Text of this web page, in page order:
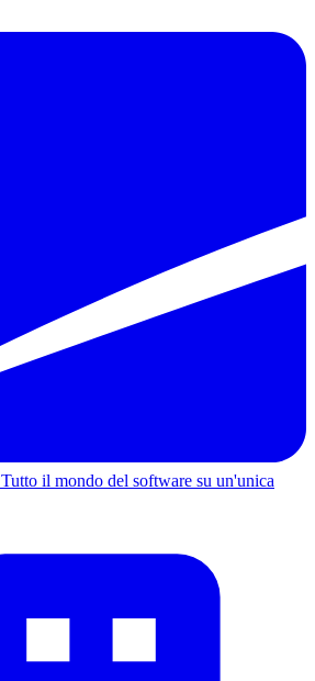
Tutto il mondo del software su un'unica